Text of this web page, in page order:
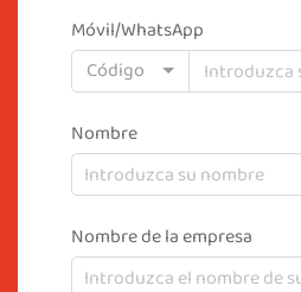
Móvil/WhatsApp
Código
Nombre
Nombre de la empresa